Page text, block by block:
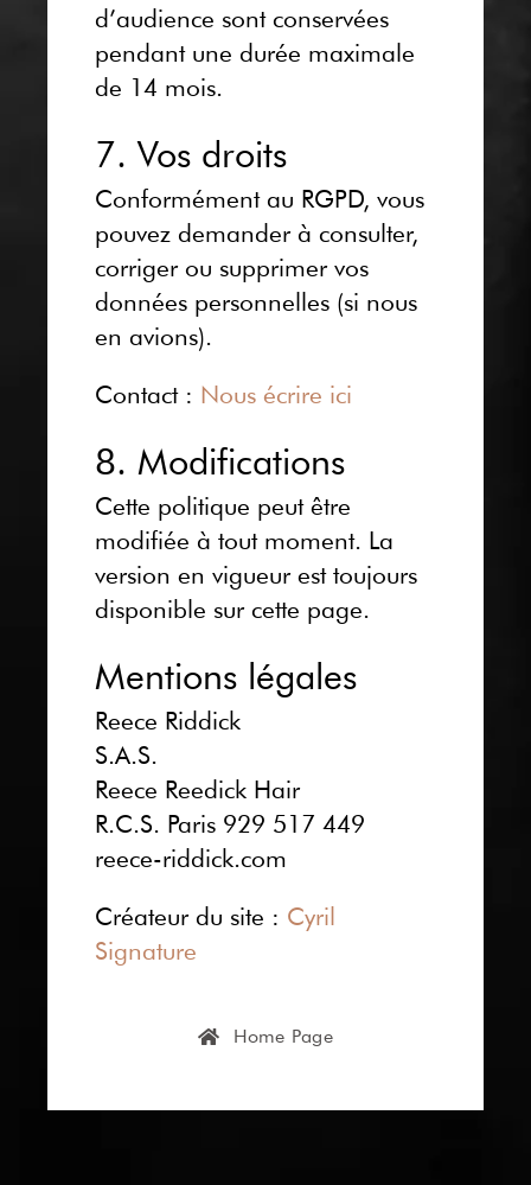
d’audience sont conservées
pendant une durée maximale
de 14 mois.
7. Vos droits
Conformément au RGPD, vous
pouvez demander à consulter,
corriger ou supprimer vos
données personnelles (si nous
en avions).
Contact : Nous écrire ici
8. Modifications
Cette politique peut être
modifiée à tout moment. La
version en vigueur est toujours
disponible sur cette page.
Mentions légales
Reece Riddick
S.A.S.
Reece Reedick Hair
R.C.S. Paris 929 517 449
reece-riddick.com
Créateur du site : Cyril
Signature
Home Page